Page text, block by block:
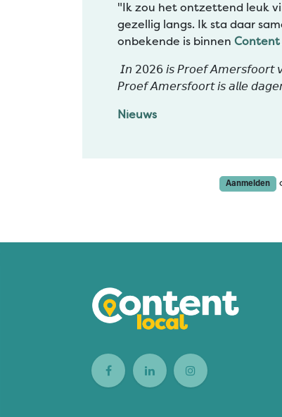
"Ik zou het ontzettend leuk
gezellig langs. Ik sta daar
onbekende is binnen Content
𝘐𝘯 𝟤𝟢𝟤𝟨 𝘪𝘴 𝘗𝘳𝘰𝘦𝘧
𝘗𝘳𝘰𝘦𝘧 𝘈𝘮𝘦𝘳𝘴𝘧𝘰𝘰𝘳𝘵 𝘪𝘴 𝘢𝘭𝘭𝘦
Nieuws
Aanmelden